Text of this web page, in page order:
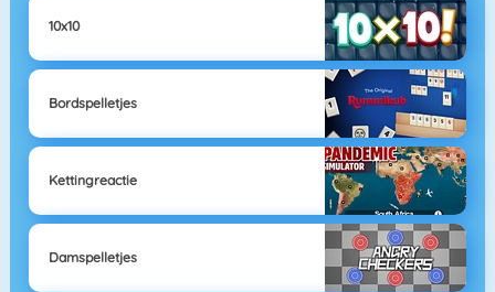
10x10
Bordspelletjes
Kettingreactie
Damspelletjes